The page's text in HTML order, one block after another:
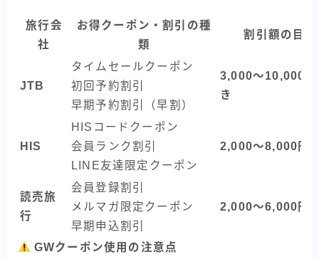
旅行会
社
お得クーポン・割引の種
類
割引額の目安
JTB
タイムセールクーポン
初回予約割引
早期予約割引（早割）
3,000〜10,000円
き
HIS
HISコードクーポン
会員ランク割引
LINE友達限定クーポン
2,000〜8,000円
読売旅
行
会員登録割引
メルマガ限定クーポン
早期申込割引
2,000〜6,000円
GWクーポン使用の注意点